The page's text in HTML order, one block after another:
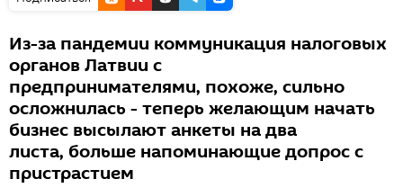
Из-за пандемии коммуникация налоговых
органов Латвии с
предпринимателями, похоже, сильно
осложнилась - теперь желающим начать
бизнес высылают анкеты на два
листа, больше напоминающие допрос с
пристрастием